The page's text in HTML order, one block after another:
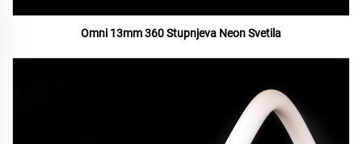
Omni 13mm 360 Stupnjeva Neon Svetila